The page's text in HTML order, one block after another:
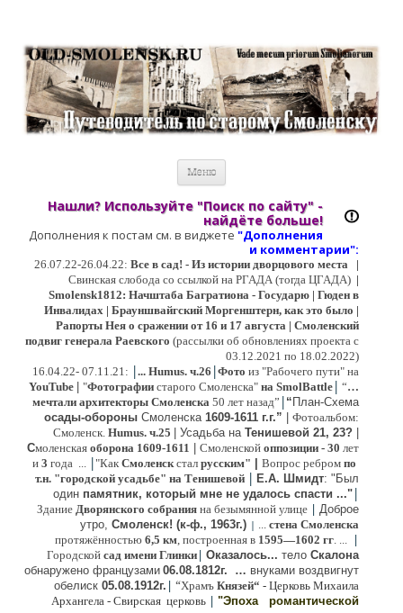
открытки, карты …
Меню
Нашли? Используйте "Поиск по сайту" -
найдёте больше!
Дополнения к постам см. в виджете "Дополнения
и комментарии":
26.07.22-26.04.22: Все в сад! - Из истории дворцового места
|
Свинская слобода со ссылкой на РГАДА (тогда ЦГАДА) |
Smolensk1812: Начштаба Багратиона - Государю | Гюден в
Инвалидах | Брауншвайгский Моргенштерн, как это было |
Рапорты Нея о сражении от 16 и 17 августа | Смоленский
подвиг генерала Раевского (рассылки об обновлениях проекта с
03.12.2021 по 18.02.2022)
16.04.22- 07.11.21: |... Humus. ч.26 |Фото из "Рабочего пути" на
YouTube
"Фотографии старого Смоленска" на SmolBattle | “…
мечтали архитекторы Смоленска 50 лет назад” | “ План-Схема
осады-обороны Смоленска 1609-1611 г.г.”
Фотоальбом:
Смоленск. Humus. ч.25 | Усадьба на Тенишевой 21, 23?
Смоленская оборона 1609-1611 Смоленской оппозиции - 30 лет
и 3 года ... |"Как Смоленскстал русским" Вопрос ребром по
т.н. "городской усадьбе" на Тенишевой | Е.А. Шмидт: "Был
один памятник, который мне не удалось спасти ..." |
Здание Дворянского собрания на безымянной улице | Доброе
утро, Смоленск! (к-ф., 1963г.) | ... стена Смоленска
протяжённостью 6,5 км, построенная в 1595—1602 гг. ... |
Городской сад имени Глинки | Оказалось... тело Скалона
обнаружено французами 06.08.1812г. … внуками воздвигнут
обелиск 05.08.1912г. | “Храмъ Князей“ - Церковь Михаила
Архангела - Свирская церковь | "Эпохаромантической